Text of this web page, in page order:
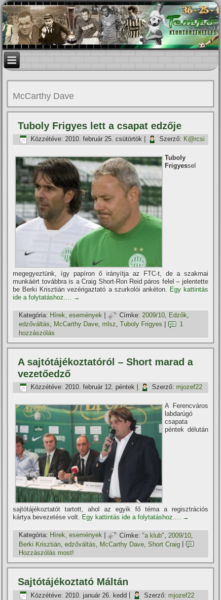
McCarthy Dave
Tuboly Frigyes lett a csapat edzője
Közzétéve: 2010. február 25. csütörtök Szerző: K@rcsi
Tuboly
Frigyessel
megegyeztünk, í­gy papí­ron ő irányí­tja az FTC-t, de a szakmai
munkáért továbbra is a Craig Short-Ron Reid páros felel – jelentette
be Berki Krisztián vezérigaztató a szurkolói ankéton.
Egy kattintás
ide a folytatáshoz....
→
Kategória: Hí­rek, események | Címke: 2009/10, Edzők,
edzőváltás, McCarthy Dave, mlsz,Tuboly Frigyes
1
hozzászólás
A sajtótájékoztatóról – Short marad a
vezetőedző
Közzétéve: 2010. február 12. péntek Szerző: mjozef22
A Ferencváros
labdarúgó
csapata
péntek délután
sajtótájékoztatót tartott, ahol az egyik fő téma a regisztrációs
kártya bevezetése volt. Egy kattintás ide a folytatáshoz.... →
Kategória: Hí­rek, események | Címke: "a klub" 2009/10
Berki Krisztián ,edzőváltás McCarthy Dave ,Short Craig
Hozzászólás most!
Sajtótájékoztató Máltán
Közzétéve: 2010. január 26. kedd Szerző: mjozef22